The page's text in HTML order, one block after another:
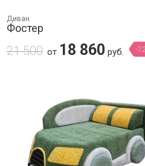
Диван
Фостер
21 500 от 18 860 руб. -